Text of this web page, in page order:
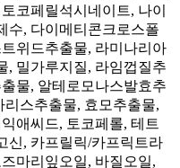
코페릴석시네이트, 나이
수, 다이메티콘크로스폴
위드추출물, 라미나리아
, 밀가루지질, 라임껍질추
물, 알테로모나스발효추
리스추출물, 효모추출물,
애씨드, 토코페롤, 테트
신, 카프릴릭/카프릭트라
마리잎오일, 바질오일,